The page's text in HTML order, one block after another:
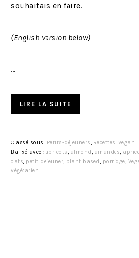
souhaitais en faire.
(English version below)
…
LIRE LA SUITE
Classé sous : Petits-déjeuners, Recettes, Vegan
Balisé avec : abricots, almond , amandes,
oats, petit dejeuner, plant based , porridge,
végétarien